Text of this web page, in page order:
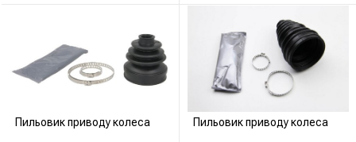
Пильовик приводу колеса Пильовик приводу колеса